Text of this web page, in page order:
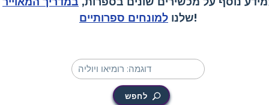
שלנו למונחים ספרותיים !
לחפש